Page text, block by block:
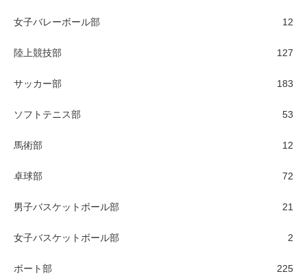
女子バレーボール部 12
陸上競技部 127
サッカー部 183
ソフトテニス部 53
馬術部 12
卓球部 72
男子バスケットボール部 21
女子バスケットボール部 2
ボート部 225